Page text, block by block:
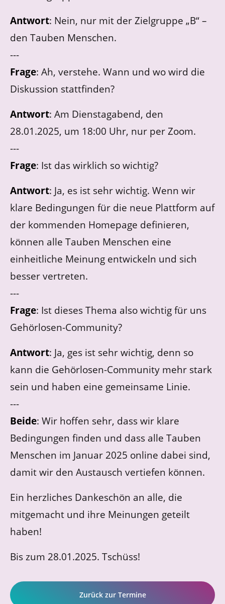
Antwort: Nein, nur mit der Zielgruppe „B“ –
den Tauben Menschen.
---
Frage: Ah, verstehe. Wann und wo wird die
Diskussion stattfinden?
Antwort: Am Dienstagabend, den
28.01.2025, um 18:00 Uhr, nur per Zoom.
---
Frage: Ist das wirklich so wichtig?
Antwort: Ja, es ist sehr wichtig. Wenn wir
klare Bedingungen für die neue Plattform auf
der kommenden Homepage definieren,
können alle Tauben Menschen eine
einheitliche Meinung entwickeln und sich
besser vertreten.
---
Frage: Ist dieses Thema also wichtig für uns
Gehörlosen-Community?
Antwort: Ja, ges ist sehr wichtig, denn so
kann die Gehörlosen-Community mehr stark
sein und haben eine gemeinsame Linie.
---
Beide: Wir hoffen sehr, dass wir klare
Bedingungen finden und dass alle Tauben
Menschen im Januar 2025 online dabei sind,
damit wir den Austausch vertiefen können.
Ein herzliches Dankeschön an alle, die
mitgemacht und ihre Meinungen geteilt
haben!
Bis zum 28.01.2025. Tschüss!
Zurück zur Termine